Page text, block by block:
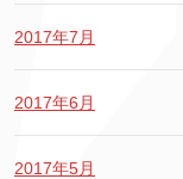
2017年7月
2017年6月
2017年5月